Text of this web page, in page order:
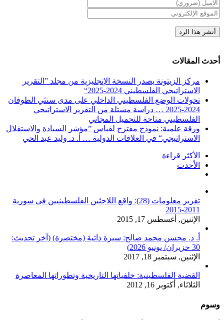
أحدث المقالات
مركز الزيتونة يصدر النسخة الإنجليزية من مجلد ”التقرير
الاستراتيجي الفلسطيني 2024-2025“
تحولات الوضع الفلسطيني الداخلي على مدى سنتَي الطوفان
2024-2025 … دراسة مستلة من التقرير الاستراتيجي
الفلسطيني متاحة للتحميل المجاني
ورقة علمية: نموذج مقترح لقياس ”مؤشر السيادة والاستقلال
الاستراتيجي“ في العلاقات الدولية … أ. د. وليد عبد الحي
الأكثر قراءة
الأحدث
تقرير معلومات (28): واقع اللاجئين الفلسطينيين في سورية
2011-2015
الإثنين, أغسطس 17, 2015
أ. د. محسن محمد صالح: سيرة ذاتية (مختصرة) (آخر تحديث:
30 حزيران/ يونيو 2026)
الإثنين, سبتمبر 18, 2017
القضية الفلسطينية: خلفياتها التاريخية وتطوراتها المعاصرة
الثلاثاء, أكتوبر 16, 2012
وسوم